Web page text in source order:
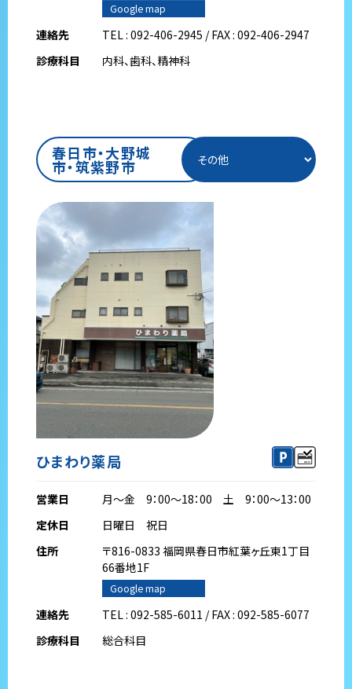
Google map
連絡先
TEL : 092-406-2945 / FAX : 092-406-2947
診療科目
内科、歯科、精神科
春日市・大野城
市・筑紫野市
ひまわり薬局
営業日
月～金 9：00～18：00 土 9：00～13：00
定休日
日曜日 祝日
住所
〒816-0833 福岡県春日市紅葉ヶ丘東1丁目
66番地1F
Google map
連絡先
TEL : 092-585-6011 / FAX : 092-585-6077
診療科目
総合科目